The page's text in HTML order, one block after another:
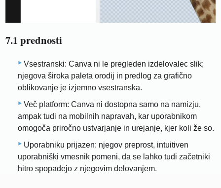
7.1 prednosti
Vsestranski: Canva ni le pregleden izdelovalec slik;
njegova široka paleta orodij in predlog za grafično
oblikovanje je izjemno vsestranska.
Več platform: Canva ni dostopna samo na namizju,
ampak tudi na mobilnih napravah, kar uporabnikom
omogoča priročno ustvarjanje in urejanje, kjer koli že so.
Uporabniku prijazen: njegov preprost, intuitiven
uporabniški vmesnik pomeni, da se lahko tudi začetniki
hitro spopadejo z njegovim delovanjem.